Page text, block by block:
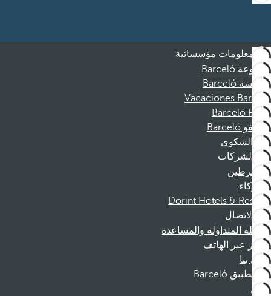
معلومات مؤسساتية
مجموعة Barceló
مؤسسة Barceló
Vacaciones Barceló
Barceló Films
موظفو Barceló
قناة الشكوى
الشركات
المنخرطين
الشركاء
Dorint Hotels & Resorts
الاتصال
الأسئلة المتداولة والمساعدة
الحجز عبر الهاتف
اتصل بنا
تطبيق Barceló
تنزيل